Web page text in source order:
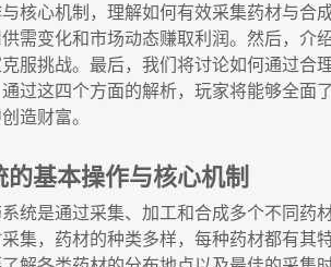
核心机制，理解如何有效采集药材与合
需变化和市场动态赚取利润。然后，介
服挑战。最后，我们将讨论如何通过合
过这四个方面的解析，玩家将能够全面
造财富。
的基本操作与核心机制
统是通过采集、加工和合成多个不同药
集，药材的种类多样，每种药材都有其